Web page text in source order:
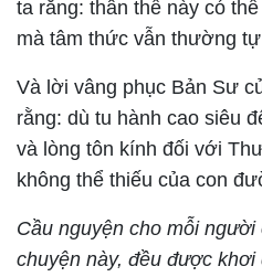
ta rằng: thân thể này có
mà tâm thức vẫn thường
Và lời vâng phục Bản Sư
rằng: dù tu hành cao siêu
và lòng tôn kính đối với
không thể thiếu của con
Cầu nguyện cho mỗi
chuyện này, đều được